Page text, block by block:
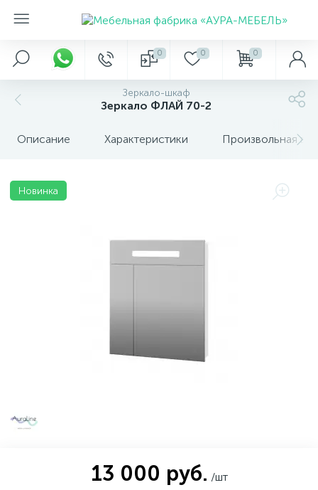
0 0 0
Зеркало-шкаф
Зеркало ФЛАЙ 70-2
Описание Характеристики Произвольная
Новинка
13 000 руб. /шт